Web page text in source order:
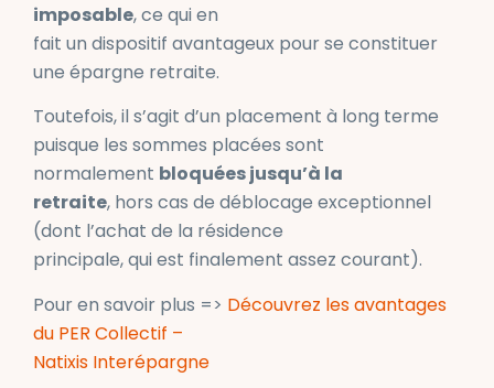
imposable, ce qui en
fait un dispositif avantageux pour se constituer
une épargne retraite.
Toutefois, il s’agit d’un placement à long terme
puisque les sommes placées sont
normalement bloquées jusqu’à la
retraite, hors cas de déblocage exceptionnel
(dont l’achat de la résidence
principale, qui est finalement assez courant).
Pour en savoir plus => Découvrez les avantages
du PER Collectif –
Natixis Interépargne